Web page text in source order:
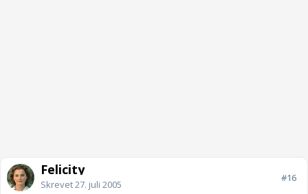
Felicity
Skrevet27. juli 2005
#16